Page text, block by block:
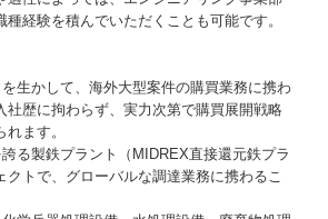
種経験を積んでいただくことも可能です。
生かして、海外大型案件の購買業務に携わ
社歴に拘わらず、実力次第で購買展開戦略
ます。
る製鉄プラント（MIDREX直接還元鉄プラ
クトで、グローバルな調達業務に携わるこ